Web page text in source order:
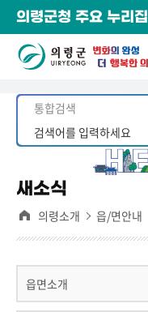
의령군청 주요 누리집
새소식
의령소개 읍/면안내
읍면소개